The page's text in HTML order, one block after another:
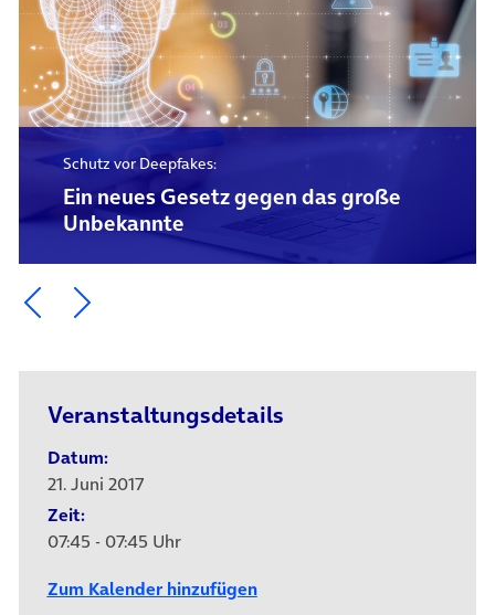
Schutz vor Deepfakes:
Ein neues Gesetz gegen das große
Unbekannte
Ein Element zurück blättern
Ein Element weiter blättern
Veranstaltungsdetails
Datum:
21. Juni 2017
Zeit:
07:45 - 07:45 Uhr
Zum Kalender hinzufügen